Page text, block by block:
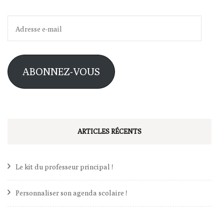
e-
mail
ABONNEZ-VOUS
ARTICLES RÉCENTS
Le kit du professeur principal !
Personnaliser son agenda scolaire !